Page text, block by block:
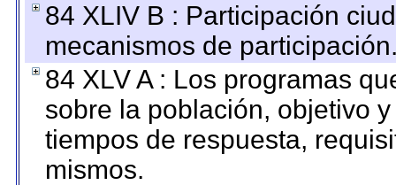
84 XLIV B : Participación
mecanismos de
84 XLV A : Los programas
sobre la población, objetivo
tiempos de respuesta,
mismos.